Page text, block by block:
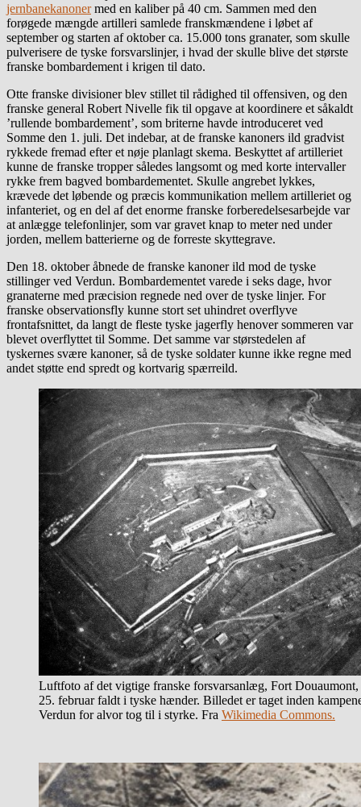
jernbanekanonermed en kaliber på 40 cm. Sammen med den
forøgede mængde artilleri samlede franskmændene i løbet af
september og starten af oktober ca. 15.000 tons granater, som skulle
pulverisere de tyske forsvarslinjer, i hvad der skulle blive det største
franske bombardement i krigen til dato.
Otte franske divisioner blev stillet til rådighed til offensiven, og den
franske general Robert Nivelle fik til opgave at koordinere et såkaldt
’rullende bombardement’, som briterne havde introduceret ved
Somme den 1. juli. Det indebar, at de franske kanoners ild gradvist
rykkede fremad efter et nøje planlagt skema. Beskyttet af artilleriet
kunne de franske tropper således langsomt og med korte intervaller
rykke frem bagved bombardementet. Skulle angrebet lykkes,
krævede det løbende og præcis kommunikation mellem artilleriet og
infanteriet, og en del af det enorme franske forberedelsesarbejde var
at anlægge telefonlinjer, som var gravet knap to meter ned under
jorden, mellem batterierne og de forreste skyttegrave.
Den 18. oktober åbnede de franske kanoner ild mod de tyske
stillinger ved Verdun. Bombardementet varede i seks dage, hvor
granaterne med præcision regnede ned over de tyske linjer. For
franske observationsfly kunne stort set uhindret overflyve
frontafsnittet, da langt de fleste tyske jagerfly henover sommeren var
blevet overflyttet til Somme. Det samme var størstedelen af
tyskernes svære kanoner, så de tyske soldater kunne ikke regne med
andet støtte end spredt og kortvarig spærreild.
Luftfoto af det vigtige franske forsvarsanlæg, Fort Douaumont,
25. februar faldt i tyske hænder. Billedet er taget inden
Verdun for alvor tog til i styrke. Fra Wikimedia Commons.